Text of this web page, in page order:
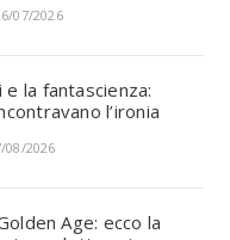
07/2026
e la fantascienza:
l’ironia
08/2026
Age: ecco la